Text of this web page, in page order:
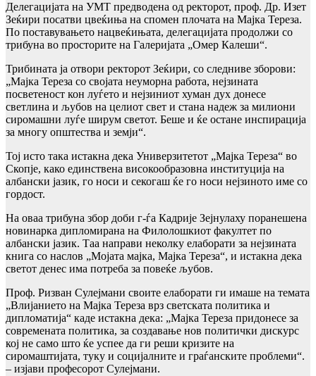
Делегацијата на УМТ предводена од ректорот, проф. Др. Изет
Зеќири посатви цвеќиња на спомен плочата на Мајка Тереза.
По поставувањето нацвеќињата, делегацијата продолжи со
трибуна во просторите на Галеријата „Омер Калеши“.
Трибината ја отвори ректорот Зеќири, со следниве зборови:
„Мајка Тереза со својата неуморна работа, нејзината
посветеност кон луѓето и нејзиниот хуман дух донесе
светлина и љубов на целиот свет и стана надеж за милиони
сиромашни луѓе ширум светот. Беше и ќе остане инспирација
за многу општества и земји“.
Тој исто така истакна дека Универзитетот „Мајка Тереза“ во
Скопје, како единствена високообразовна институција на
албански јазик, го носи и секогаш ќе го носи нејзиното име со
гордост.
На оваа трибуна збор доби г-ѓа Кадрије Зејнулаху поранешена
новинарка дипломирана на Филолошкиот факултет по
албански јазик. Таа направи неколку елаборати за нејзината
книга со наслов „Мојата мајка, Мајка Тереза“, и истакна дека
светот денес има потреба за повеќе љубов.
Проф. Ризван Сулејмани своите елаборати ги имаше на темата
„Влијанието на Мајка Тереза врз светската политика и
дипломатија“ каде истакна дека: „Мајка Тереза придонесе за
современата политика, за создавање нов политички дискурс
кој не само што ќе успее да ги реши кризите на
сиромаштијата, туку и социјалните и граѓанските проблеми“.
– изјави професорот Сулејмани.